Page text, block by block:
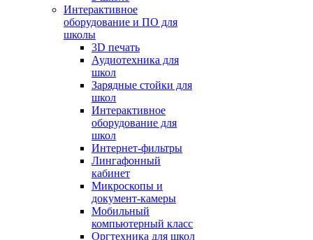
Интерактивное
оборудование и ПО для
школы
3D печать
Аудиотехника для
школ
Зарядные стойки для
школ
Интерактивное
оборудование для
школ
Интернет-фильтры
Лингафонный
кабинет
Микроскопы и
документ-камеры
Мобильный
компьютерный класс
Оргтехника для школ